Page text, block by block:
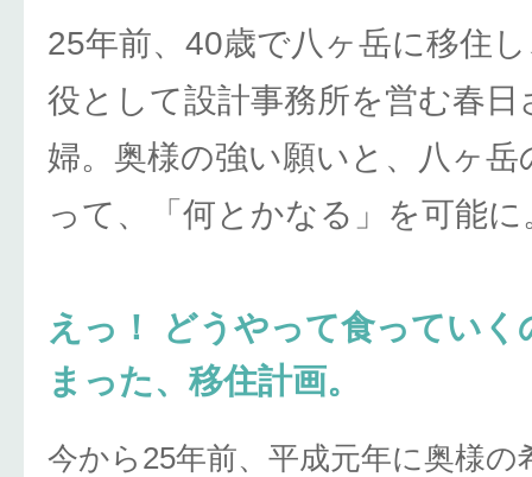
25年前、40歳で八ヶ岳に移住
役として設計事務所を営む春日
婦。奥様の強い願いと、八ヶ岳
って、「何とかなる」を可能に
えっ！ どうやって食っていく
まった、移住計画。
今から25年前、平成元年に奥様の